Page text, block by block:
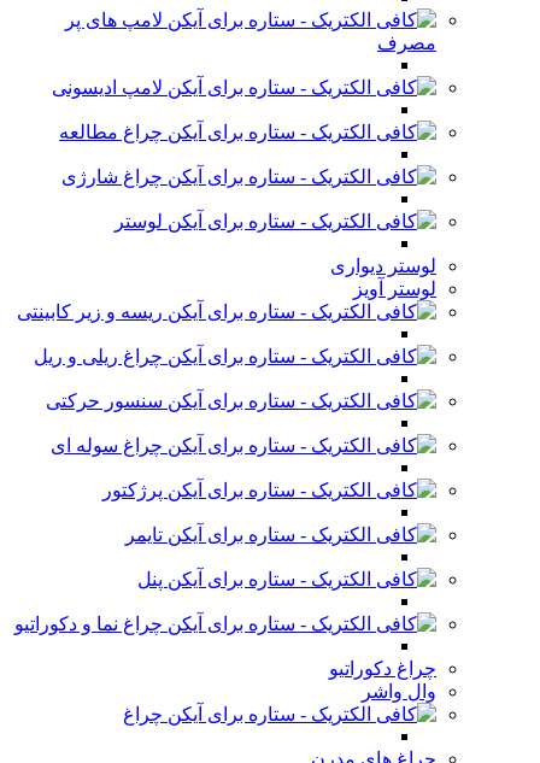
لامپ های پر
مصرف
لامپ ادیسونی
چراغ مطالعه
چراغ شارژی
لوستر
لوستر دیواری
لوستر آویز
ریسه و زیر کابینتی
چراغ ریلی و ریل
سنسور حرکتی
چراغ سوله ای
پرژکتور
تایمر
پنل
چراغ نما و دکوراتیو
چراغ دکوراتیو
وال واشر
چراغ
چراغ های مدرن